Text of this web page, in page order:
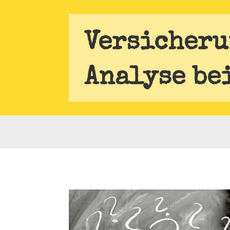
Analyse
Herz für Unternehmer und Industrielle